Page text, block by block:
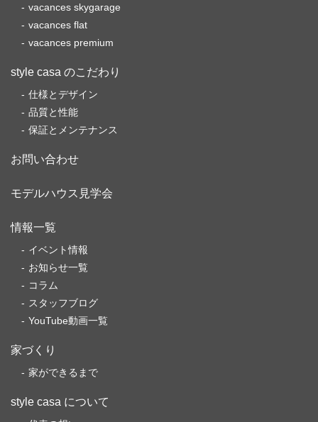
vacances skygarage
vacances flat
vacances premium
style casa のこだわり
仕様とデザイン
品質と性能
保証とメンテナンス
お問い合わせ
モデルハウス見学会
情報一覧
イベント情報
お知らせ一覧
コラム
スタッフブログ
YouTube動画一覧
家づくり
家ができるまで
style casa について